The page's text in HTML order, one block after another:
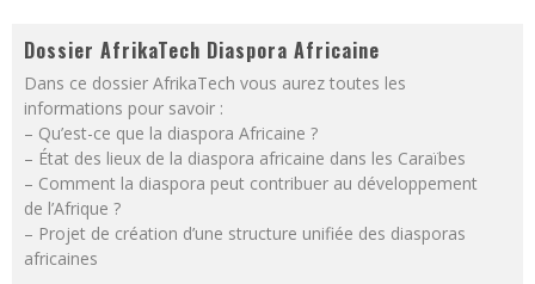
Dossier AfrikaTech Diaspora Africaine
Dans ce dossier AfrikaTech vous aurez toutes les
informations pour savoir :
– Qu’est-ce que la diaspora Africaine ?
– État des lieux de la diaspora africaine dans les Caraïbes
– Comment la diaspora peut contribuer au développement
de l’Afrique ?
– Projet de création d’une structure unifiée des diasporas
africaines